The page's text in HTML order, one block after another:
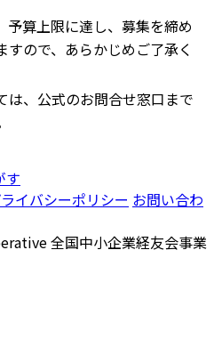
予算上限に達し、募集を締め
ので、あらかじめご了承く
は、公式のお問合せ窓口まで
す
イバシーポリシー お問い合わ
全国中小企業経友会事業